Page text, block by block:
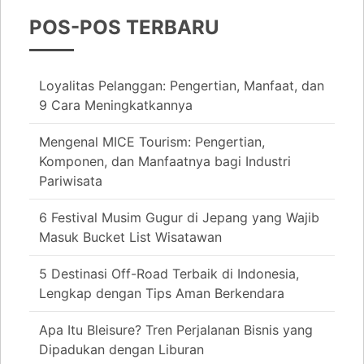
POS-POS TERBARU
Loyalitas Pelanggan: Pengertian, Manfaat, dan
9 Cara Meningkatkannya
Mengenal MICE Tourism: Pengertian,
Komponen, dan Manfaatnya bagi Industri
Pariwisata
6 Festival Musim Gugur di Jepang yang Wajib
Masuk Bucket List Wisatawan
5 Destinasi Off-Road Terbaik di Indonesia,
Lengkap dengan Tips Aman Berkendara
Apa Itu Bleisure? Tren Perjalanan Bisnis yang
Dipadukan dengan Liburan